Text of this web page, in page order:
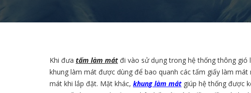
Khi đưa tấm làm mát đi vào sử dụng trong hệ thống thông gió
khung làm mát được dùng để bao quanh các tấm giấy làm
mát khi lắp đặt. Mặt khác, khung làm mát giúp hệ thống được